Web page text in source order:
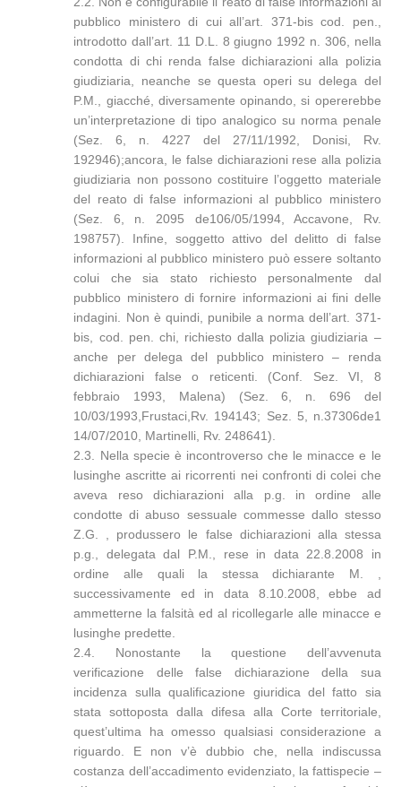
pubblico ministero di cui all’art. 371-bis cod. pen.,
introdotto dall’art. 11 D.L. 8 giugno 1992 n. 306, nella
condotta di chi renda false dichiarazioni alla polizia
giudiziaria, neanche se questa operi su delega del
P.M., giacché, diversamente opinando, si opererebbe
un’interpretazione di tipo analogico su norma penale
(Sez. 6, n. 4227 del 27/11/1992, Donisi, Rv.
192946);ancora, le false dichiarazioni rese alla polizia
giudiziaria non possono costituire l’oggetto materiale
del reato di false informazioni al pubblico ministero
(Sez. 6, n. 2095 de106/05/1994, Accavone, Rv.
198757). Infine, soggetto attivo del delitto di false
informazioni al pubblico ministero può essere soltanto
colui che sia stato richiesto personalmente dal
pubblico ministero di fornire informazioni ai fini delle
indagini. Non è quindi, punibile a norma dell’art. 371-
bis, cod. pen. chi, richiesto dalla polizia giudiziaria –
anche per delega del pubblico ministero – renda
dichiarazioni false o reticenti. (Conf. Sez. VI, 8
febbraio 1993, Malena) (Sez. 6, n. 696 del
10/03/1993,Frustaci,Rv. 194143; Sez. 5, n.37306de1
14/07/2010, Martinelli, Rv. 248641).
2.3. Nella specie è incontroverso che le minacce e le
lusinghe ascritte ai ricorrenti nei confronti di colei che
aveva reso dichiarazioni alla p.g. in ordine alle
condotte di abuso sessuale commesse dallo stesso
Z.G. , produssero le false dichiarazioni alla stessa
p.g., delegata dal P.M., rese in data 22.8.2008 in
ordine alle quali la stessa dichiarante M. ,
successivamente ed in data 8.10.2008, ebbe ad
ammetterne la falsità ed al ricollegarle alle minacce e
lusinghe predette.
2.4. Nonostante la questione dell’avvenuta
verificazione delle false dichiarazione della sua
incidenza sulla qualificazione giuridica del fatto sia
stata sottoposta dalla difesa alla Corte territoriale,
quest’ultima ha omesso qualsiasi considerazione a
riguardo. E non v’è dubbio che, nella indiscussa
costanza dell’accadimento evidenziato, la fattispecie –